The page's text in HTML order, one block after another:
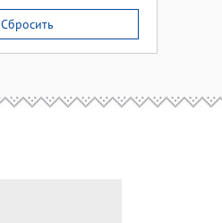
Сбросить